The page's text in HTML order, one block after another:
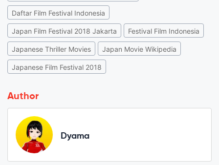
Daftar Film Festival Indonesia
Japan Film Festival 2018 Jakarta Festival Film Indonesia
Japanese Thriller Movies Japan Movie Wikipedia
Japanese Film Festival 2018
Author
Dyama